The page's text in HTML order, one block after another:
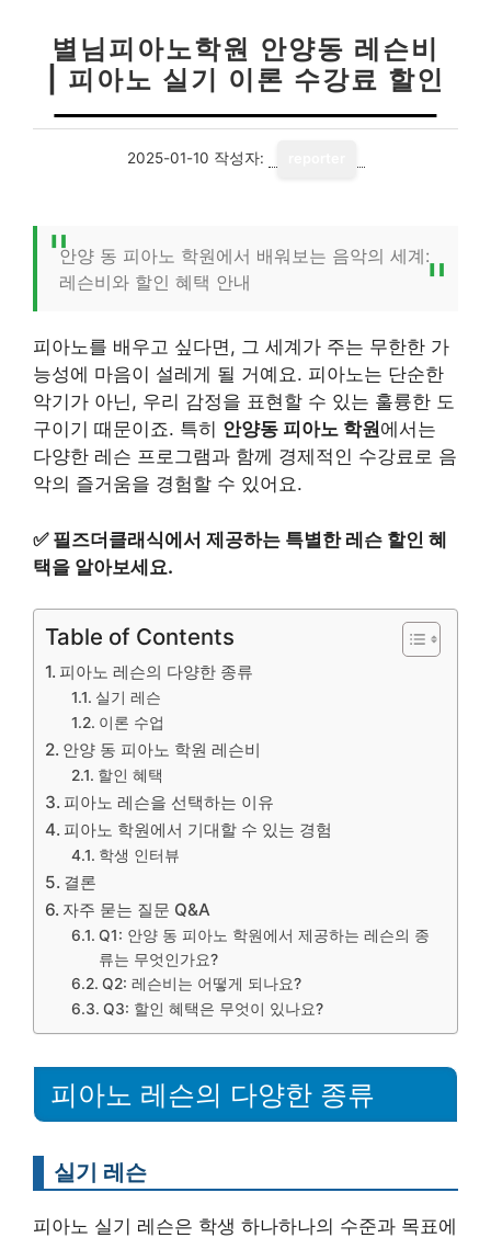
별님피아노학원 안양동 레슨비
| 피아노 실기 이론 수강료 할인
2025-01-10 작성자:
안양 동 피아노 학원에서 배워보는 음악의 세계:
레슨비와 할인 혜택 안내
피아노를 배우고 싶다면, 그 세계가 주는 무한한 가
능성에 마음이 설레게 될 거예요. 피아노는 단순한
악기가 아닌, 우리 감정을 표현할 수 있는 훌륭한 도
구이기 때문이죠. 특히 안양동 피아노 학원에서는
다양한 레슨 프로그램과 함께 경제적인 수강료로 음
악의 즐거움을 경험할 수 있어요.
✅ 필즈더클래식에서 제공하는 특별한 레슨 할인 혜
택을 알아보세요.
Table of Contents
피아노 레슨의 다양한 종류
실기 레슨
이론 수업
안양 동 피아노 학원 레슨비
할인 혜택
피아노 레슨을 선택하는 이유
피아노 학원에서 기대할 수 있는 경험
학생 인터뷰
결론
자주 묻는 질문 Q&A
Q1: 안양 동 피아노 학원에서 제공하는 레슨의 종
류는 무엇인가요?
Q2: 레슨비는 어떻게 되나요?
Q3: 할인 혜택은 무엇이 있나요?
피아노 레슨의 다양한 종류
실기 레슨
피아노 실기 레슨은 학생 하나하나의 수준과 목표에